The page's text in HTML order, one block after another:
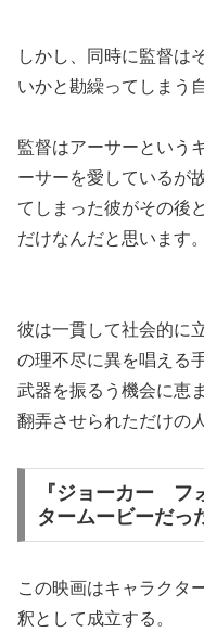
しかし、同時に監督は
いかと勘繰ってしまう
監督はアーサーという
ーサーを愛しているが
てしまった彼がその後
だけなんだと思います。
彼は一貫して社会的に
の理不尽に異を唱える
武器を振るう機会に恵
翻弄させられただけの
『ジョーカー フ
タームービーだっ
この映画はキャラクタ
釈として成立する。